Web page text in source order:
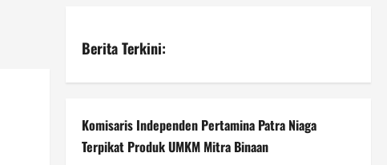
Berita Terkini:
Komisaris Independen Pertamina Patra Niaga
Terpikat Produk UMKM Mitra Binaan